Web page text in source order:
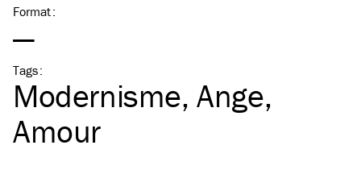
Format:
—
Tags:
Modernisme Ange
Amour